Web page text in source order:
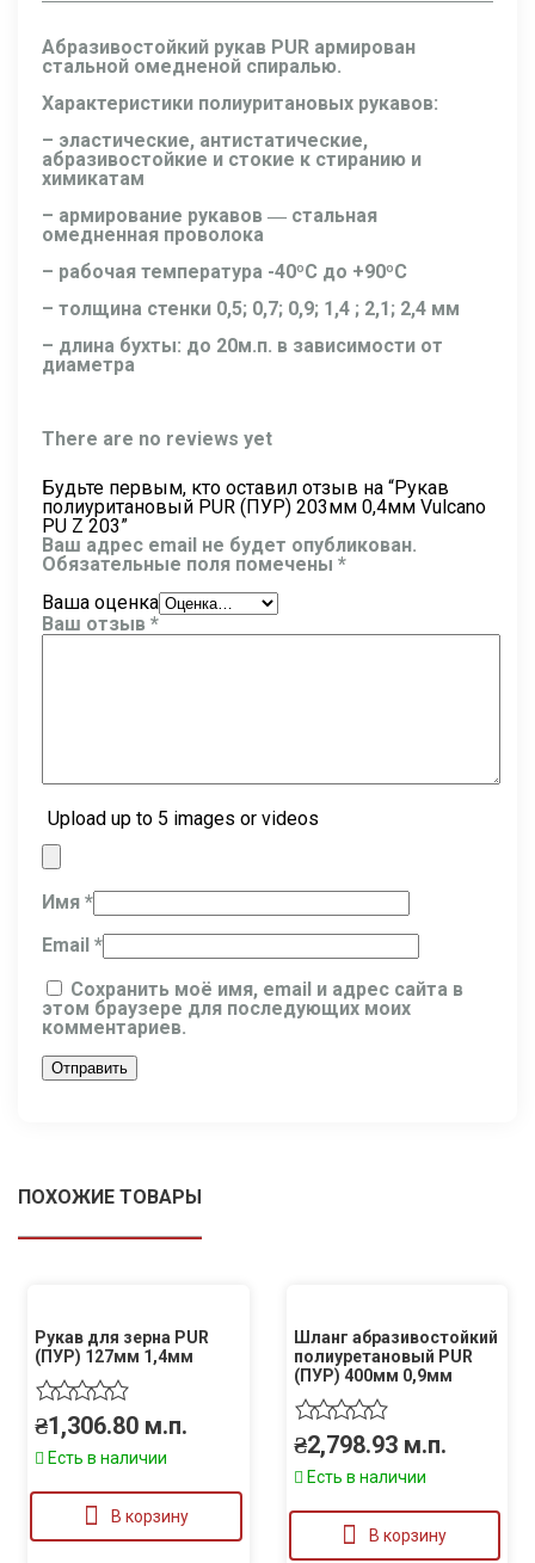
Абразивостойкий рукав PUR армирован
стальной омедненой спиралью.
Характеристики полиуритановых рукавов:
– эластические, антистатические,
абразивостойкие и стокие к стиранию и
химикатам
– армирование рукавов ― стальная
омедненная проволока
– рабочая температура -40ºС до +90ºС
– толщина стенки 0,5; 0,7; 0,9; 1,4 ; 2,1; 2,4 мм
– длина бухты: до 20м.п. в зависимости от
диаметра
There are no reviews yet
Будьте первым, кто оставил отзыв на “Рукав
полиуритановый PUR (ПУР) 203мм 0,4мм Vulcano
PU Z 203”
Ваш адрес email не будет опубликован.
Обязательные поля помечены *
Ваша оценка
Ваш отзыв *
Upload up to 5 images or videos
Имя *
Email *
Сохранить моё имя, email и адрес сайта в
этом браузере для последующих моих
комментариев.
ПОХОЖИЕ ТОВАРЫ
Рукав для зерна PUR
(ПУР) 127мм 1,4мм
₴1,306.80 м.п.
Есть в наличии
В корзину
Шланг абразивостойкий
полиуретановый PUR
(ПУР) 400мм 0,9мм
₴2,798.93 м.п.
Есть в наличии
В корзину